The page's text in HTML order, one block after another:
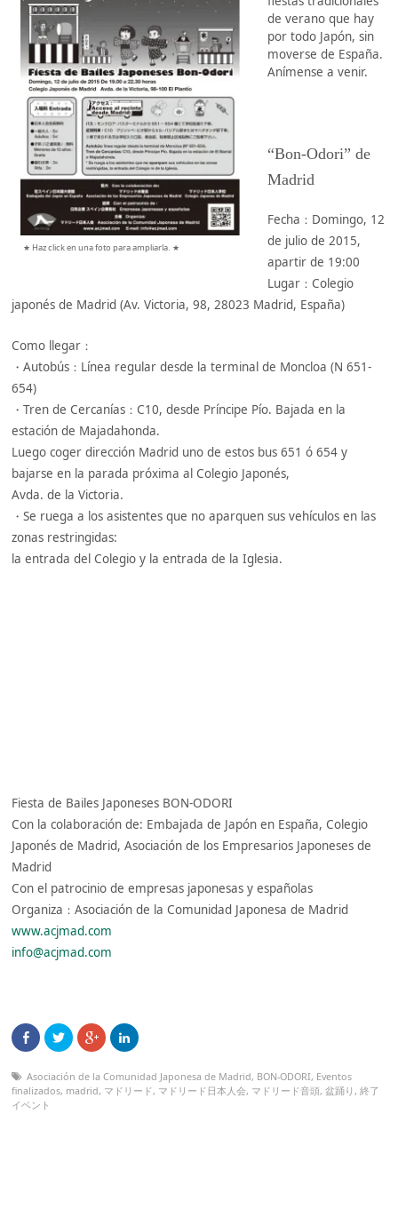
★ Haz click en una foto para ampliarla. ★
de verano que hay
por todo Japón, sin
moverse de España.
Anímense a venir.
“Bon-Odori” de
Madrid
Fecha：Domingo, 12
de julio de 2015,
apartir de 19:00
Lugar：Colegio
japonés de Madrid (Av. Victoria, 98, 28023 Madrid, España)
Como llegar：
・Autobús：Línea regular desde la terminal de Moncloa (N 651-
654)
・Tren de Cercanías：C10, desde Príncipe Pío. Bajada en la
estación de Majadahonda.
Luego coger dirección Madrid uno de estos bus 651 ó 654 y
bajarse en la parada próxima al Colegio Japonés,
Avda. de la Victoria.
・Se ruega a los asistentes que no aparquen sus vehículos en las
zonas restringidas:
la entrada del Colegio y la entrada de la Iglesia.
Fiesta de Bailes Japoneses BON-ODORI
Con la colaboración de: Embajada de Japón en España, Colegio
Japonés de Madrid, Asociación de los Empresarios Japoneses de
Madrid
Con el patrocinio de empresas japonesas y españolas
Organiza：Asociación de la Comunidad Japonesa de Madrid
www.acjmad.com
info@acjmad.com
Asociación de la Comunidad Japonesa de Madrid, BON-ODORI, Eventos
finalizados, madrid, マドリード, マドリード日本人会, マドリード音頭,盆踊り,終了
イベント